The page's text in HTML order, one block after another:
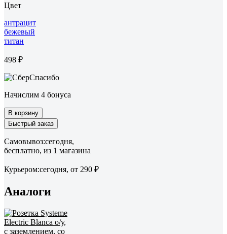
Цвет
антрацит
бежевый
титан
498 ₽
Начислим 4 бонуса
В корзину
Быстрый заказ
Самовывоз:сегодня,
бесплатно, из 1 магазина
Курьером:сегодня, от 290 ₽
Аналоги